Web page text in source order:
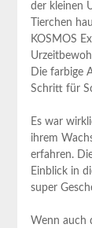
der kleinen
Tierchen
KOSMOS
Die farbige
Schritt für
Es war
ihrem
erfahren.
Einblick in
super
Wenn auch